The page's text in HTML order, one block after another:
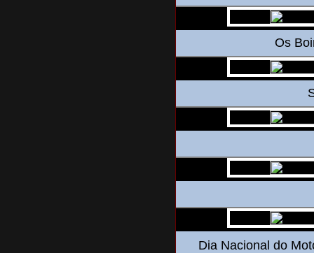
Os
Dia Nacional do